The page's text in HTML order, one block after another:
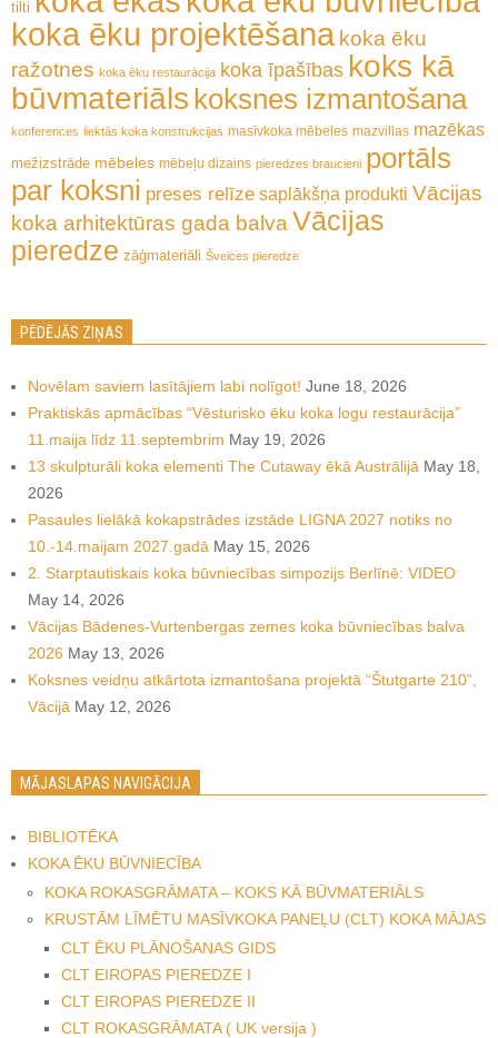
tilti
koka ēku projektēšana koka ēku
ražotnes koka ēku restaurācija koka īpašības koks kā
būvmateriāls koksnes izmantošana
konferences liektās koka konstrukcijas masīvkoka mēbeles mazvillas mazēkas
mežizstrāde mēbeles mēbeļu dizains pieredzes braucieni portāls
par koksni preses relīze saplākšņa produkti Vācijas
koka arhitektūras gada balva Vācijas
pieredze zāģmateriāli Šveices pieredze
PĒDĒJĀS ZIŅAS
Novēlam saviem lasītājiem labi nolīgot! June 18, 2026
Praktiskās apmācības “Vēsturisko ēku koka logu restaurācija”
11.maija līdz 11.septembrim May 19, 2026
13 skulpturāli koka elementi The Cutaway ēkā Austrālijā May 18,
2026
Pasaules lielākā kokapstrādes izstāde LIGNA 2027 notiks no
10.-14.maijam 2027.gadā May 15, 2026
2. Starptautiskais koka būvniecības simpozijs Berlīnē: VIDEO
May 14, 2026
Vācijas Bādenes-Vurtenbergas zemes koka būvniecības balva
2026 May 13, 2026
Koksnes veidņu atkārtota izmantošana projektā “Štutgarte 210”,
Vācijā May 12, 2026
MĀJASLAPAS NAVIGĀCIJA
BIBLIOTĒKA
KOKA ĒKU BŪVNIECĪBA
KOKA ROKASGRĀMATA – KOKS KĀ BŪVMATERIĀLS
KRUSTĀM LĪMĒTU MASĪVKOKA PANEĻU (CLT) KOKA MĀJAS
CLT ĒKU PLĀNOŠANAS GIDS
CLT EIROPAS PIEREDZE I
CLT EIROPAS PIEREDZE II
CLT ROKASGRĀMATA ( UK versija )